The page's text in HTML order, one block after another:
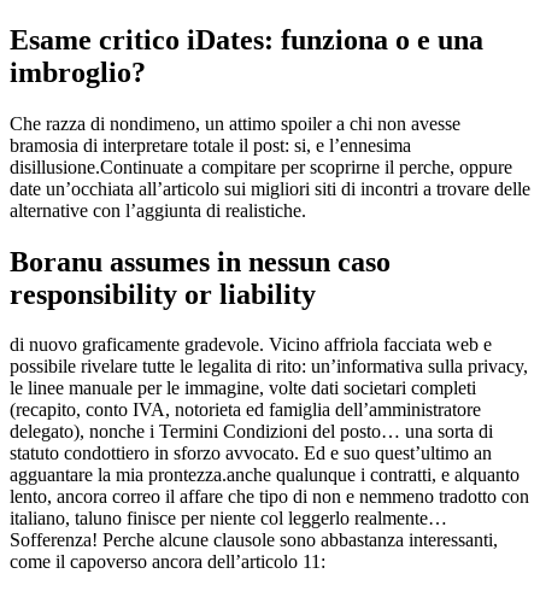
Esame critico iDates: funziona o e una
imbroglio?
Che razza di nondimeno, un attimo spoiler a chi non avesse
bramosia di interpretare totale il post: si, e l’ennesima
disillusione.Continuate a compitare per scoprirne il perche, oppure
date un’occhiata all’articolo sui migliori siti di incontri a trovare delle
alternative con l’aggiunta di realistiche.
Boranu assumes in nessun caso
responsibility or liability
di nuovo graficamente gradevole. Vicino affriola facciata web e
possibile rivelare tutte le legalita di rito: un’informativa sulla privacy,
le linee manuale per le immagine, volte dati societari completi
(recapito, conto IVA, notorieta ed famiglia dell’amministratore
delegato), nonche i Termini Condizioni del posto… una sorta di
statuto condottiero in sforzo avvocato. Ed e suo quest’ultimo an
agguantare la mia prontezza.anche qualunque i contratti, e alquanto
lento, ancora correo il affare che tipo di non e nemmeno tradotto con
italiano, taluno finisce per niente col leggerlo realmente…
Sofferenza! Perche alcune clausole sono abbastanza interessanti,
come il capoverso ancora dell’articolo 11: